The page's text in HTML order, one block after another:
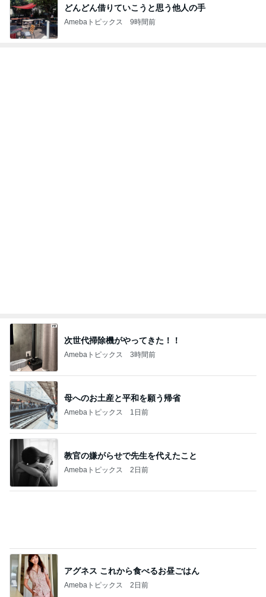
どんどん借りていこうと思う他人の手
Amebaトピックス 9時間前
血糖値が爆上がりすると思うラーメン
原田龍二 気ままな愛猫との楽しみ
Amebaトピックス 18時間前